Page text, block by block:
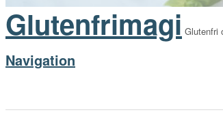
Glutenfrimagi Glutenfri
Navigation